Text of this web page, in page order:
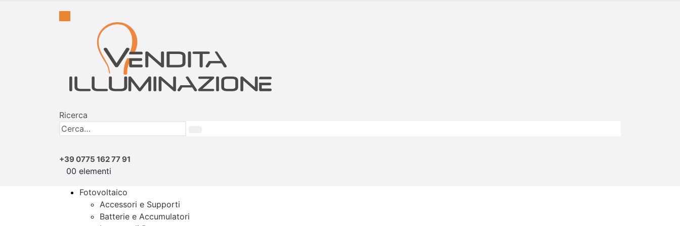
Ricerca
+39 0775 162 77 91
00 elementi
Fotovoltaico
Accessori e Supporti
Batterie e Accumulatori